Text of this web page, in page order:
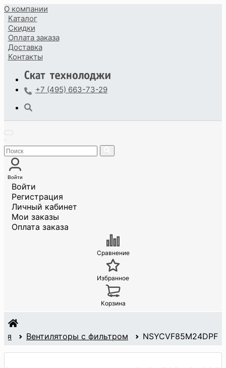
О компании
Каталог
Скидки
Оплата заказа
Доставка
Контакты
+7 (495) 663-73-29
Войти
Войти
Регистрация
Личный кабинет
Мои заказы
Оплата заказа
Сравнение
Избранное
Корзина
Вентиляторы с фильтром NSYCVF85M24DPF